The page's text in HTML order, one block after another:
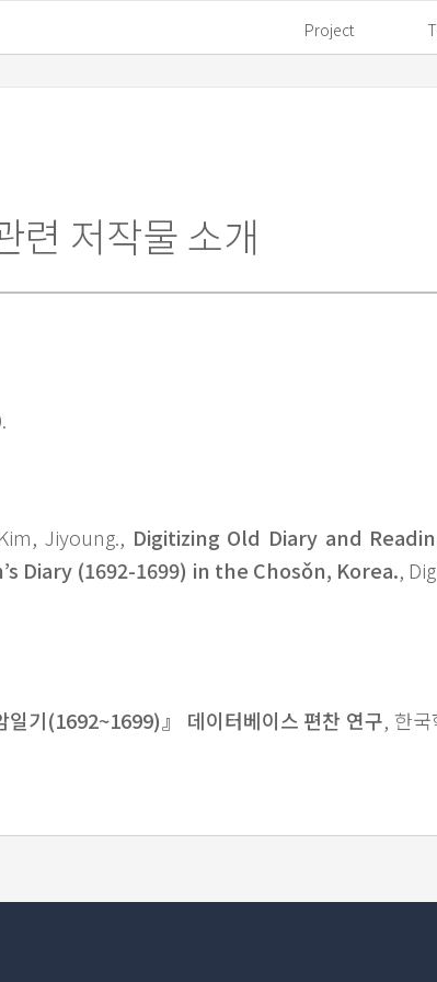
Project
련 저작물 소개
Jiyoung., Digitizing Old Diary and
Diary (1692-1699) in the Chosǒn, Korea.,
일기(1692~1699)』 데이터베이스 편찬 연구, 한